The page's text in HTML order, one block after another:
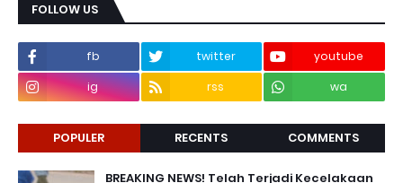
FOLLOW US
fb twitter
youtube
ig
rss wa
POPULER RECENTS COMMENTS
BREAKING NEWS! Telah Terjadi Kecelakaan